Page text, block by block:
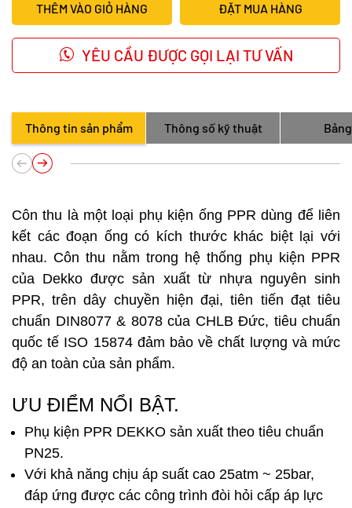
THÊM VÀO GIỎ HÀNG ĐẶT MUA HÀNG
YÊU CẦU ĐƯỢC GỌI LẠI TƯ VẤN
Thông tin sản phẩm Thông số kỹ thuật
Côn thu là một loại phụ kiện ống PPR dùng để liên
kết các đoạn ống có kích thước khác biệt lại với
nhau. Côn thu nằm trong hệ thống phụ kiện PPR
của Dekko được sản xuất từ nhựa nguyên sinh
PPR, trên dây chuyền hiện đại, tiên tiến đạt tiêu
chuẩn DIN8077 & 8078 của CHLB Đức, tiêu chuẩn
quốc tế ISO 15874 đảm bảo về chất lượng và mức
độ an toàn của sản phẩm.
ƯU ĐIỂM NỔI BẬT.
Phụ kiện PPR DEKKO sản xuất theo tiêu chuẩn
PN25.
Với khả năng chịu áp suất cao 25atm ~ 25bar,
đáp ứng được các công trình đòi hỏi cấp áp lực